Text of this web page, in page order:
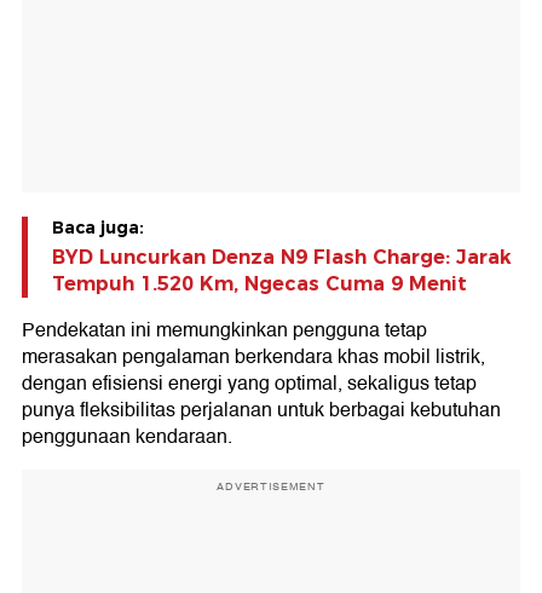
Baca juga:
BYD Luncurkan Denza N9 Flash Charge: Jarak
Tempuh 1.520 Km, Ngecas Cuma 9 Menit
Pendekatan ini memungkinkan pengguna tetap
merasakan pengalaman berkendara khas mobil listrik,
dengan efisiensi energi yang optimal, sekaligus tetap
punya fleksibilitas perjalanan untuk berbagai kebutuhan
penggunaan kendaraan.
ADVERTISEMENT